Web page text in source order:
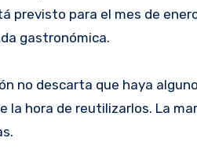
para el mes de
gastronómica.
no descarta que haya
hora de reutilizarlos. La